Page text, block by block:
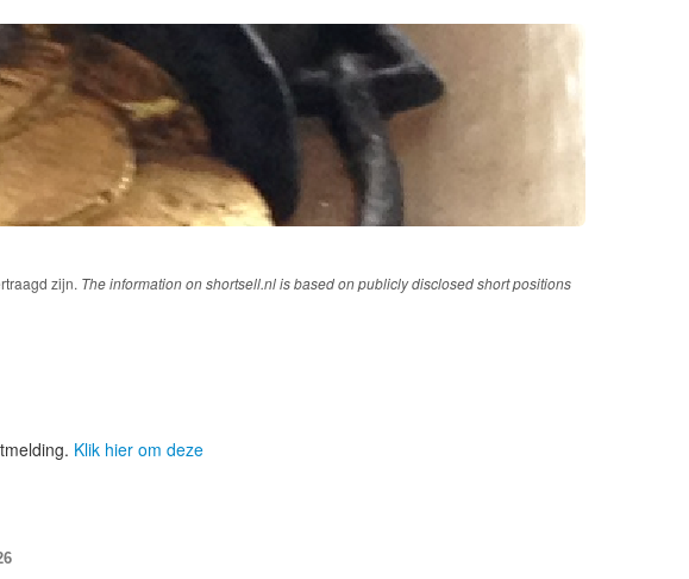
zijn. The information on shortsell.nl is based on publicly disclosed short positions
Klik hier om deze